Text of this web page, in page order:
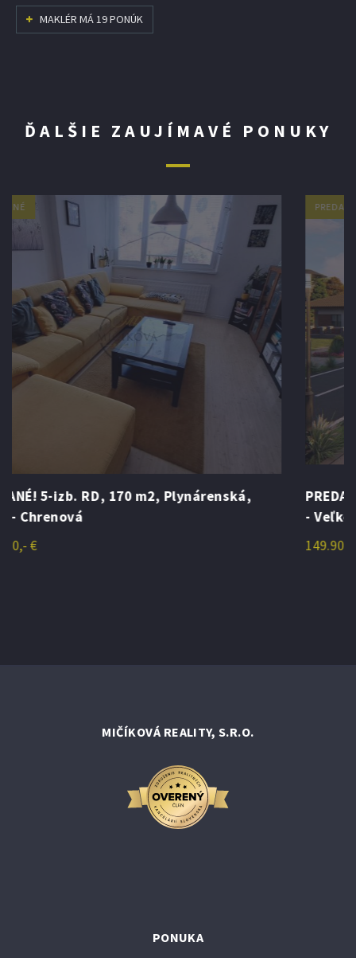
MAKLÉR MÁ 19 PONÚK
ĎALŠIE ZAUJÍMAVÉ PONUKY
PREDANÉ
PREDANÉ! Predaj novostavieb 4-izb. RD, Nitra
- Veľké Janíkovce
149.900,- €
MIČÍKOVÁ REALITY, S.R.O.
PONUKA